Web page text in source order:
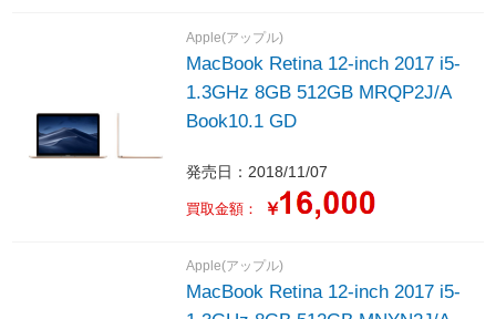
Apple(アップル)
MacBook Retina 12-inch 2017 i5-
1.3GHz 8GB 512GB MRQP2J/A
Book10.1 GD
発売日：2018/11/07
買取金額： ￥
Apple(アップル)
MacBook Retina 12-inch 2017 i5-